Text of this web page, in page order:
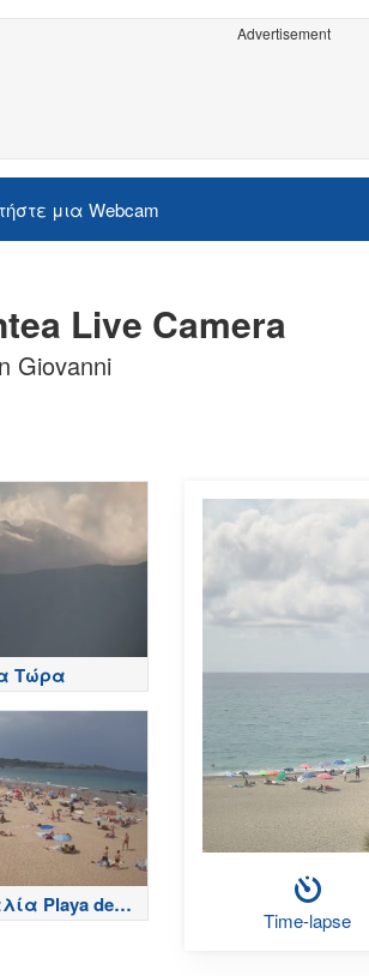
Advertisement
μια Webcam
Live Camera
Giovanni
Τώρα
Playa del
Time-lapse